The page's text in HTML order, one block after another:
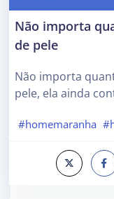
Não importa
de pele
Não importa
pele, ela ainda
#homemaranha